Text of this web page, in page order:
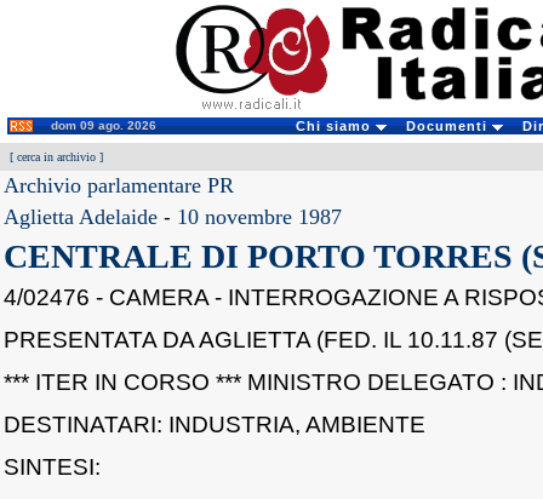
dom 09 ago. 2026 Chi siamo Documenti
[ cerca in archivio ]
Archivio parlamentare PR
Aglietta Adelaide - 10 novembre 1987
CENTRALE DI PORTO TORRES
4/02476 - CAMERA - INTERROGAZIONE A
PRESENTATA DA AGLIETTA (FED. IL 10.11.87
*** ITER IN CORSO *** MINISTRO DELEGATO :
DESTINATARI: INDUSTRIA, AMBIENTE
SINTESI: